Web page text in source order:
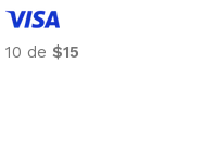
10 de $15